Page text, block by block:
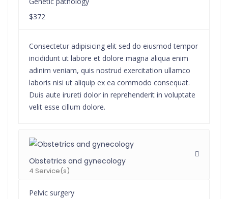
$372
Consectetur adipisicing elit sed do eiusmod tempor
incididunt ut labore et dolore magna aliqua enim
adinim veniam, quis nostrud exercitation ullamco
laboris nisi ut aliquip ex ea commodo consequat.
Duis aute irureti dolor in reprehenderit in voluptate
velit esse cillum dolore.
Obstetrics and gynecology
4 Service(s)
Pelvic surgery